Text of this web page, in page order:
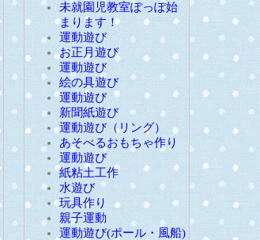
未就園児教室ぽっぽ始
まります！
運動遊び
お正月遊び
運動遊び
絵の具遊び
運動遊び
新聞紙遊び
運動遊び（リング）
あそべるおもちゃ作り
運動遊び
紙粘土工作
水遊び
玩具作り
親子運動
運動遊び(ポール・風船)